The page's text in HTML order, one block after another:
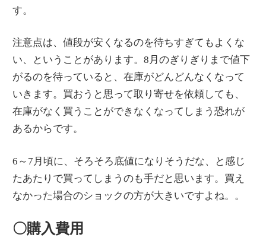
す。
注意点は、値段が安くなるのを待ちすぎてもよくな
い、ということがあります。8月のぎりぎりまで値下
がるのを待っていると、在庫がどんどんなくなって
いきます。買おうと思って取り寄せを依頼しても、
在庫がなく買うことができなくなってしまう恐れが
あるからです。
6～7月頃に、そろそろ底値になりそうだな、と感じ
たあたりで買ってしまうのも手だと思います。買え
なかった場合のショックの方が大きいですよね。。
〇購入費用